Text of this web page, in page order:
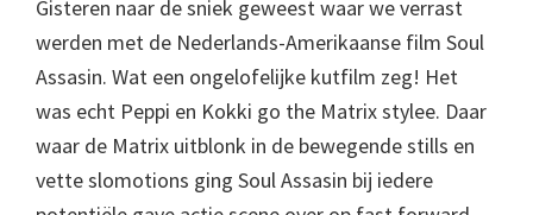
Gisteren naar de sniek geweest waar we verrast
werden met de Nederlands-Amerikaanse film Soul
Assasin. Wat een ongelofelijke kutfilm zeg! Het
was echt Peppi en Kokki go the Matrix stylee. Daar
waar de Matrix uitblonk in de bewegende stills en
vette slomotions ging Soul Assasin bij iedere